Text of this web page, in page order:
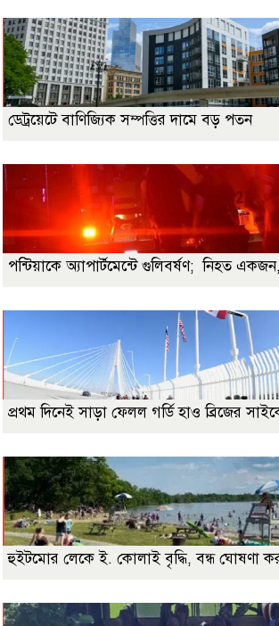
ডেট্রয়েটে বাণিজ্যিক সম্পত্তির দামে বড় পতন
পন্টিয়াকে অ্যাপার্টমেন্টে গুলিবর্ষণ; নিহত
প্রথম দিনেই সাড়া ফেলল গর্ডি হাও ব্রিজের
হুইটমোর লেকে ই. কোলাই বৃদ্ধি, বন্ধ ঘোষণা